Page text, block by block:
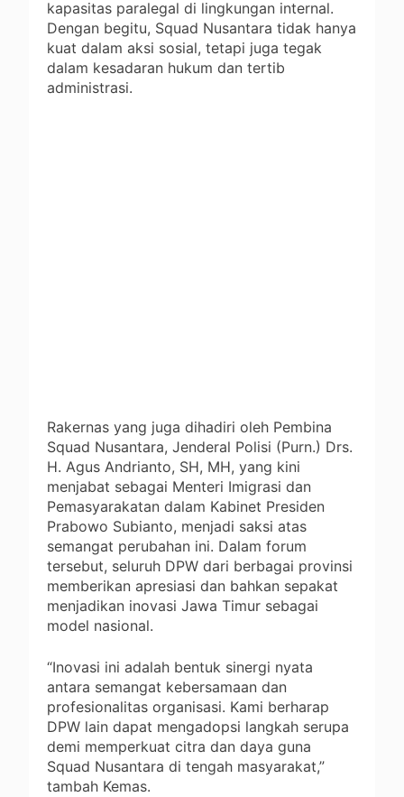
kapasitas paralegal di lingkungan internal.
Dengan begitu, Squad Nusantara tidak hanya
kuat dalam aksi sosial, tetapi juga tegak
dalam kesadaran hukum dan tertib
administrasi.
Rakernas yang juga dihadiri oleh Pembina
Squad Nusantara, Jenderal Polisi (Purn.) Drs.
H. Agus Andrianto, SH, MH, yang kini
menjabat sebagai Menteri Imigrasi dan
Pemasyarakatan dalam Kabinet Presiden
Prabowo Subianto, menjadi saksi atas
semangat perubahan ini. Dalam forum
tersebut, seluruh DPW dari berbagai provinsi
memberikan apresiasi dan bahkan sepakat
menjadikan inovasi Jawa Timur sebagai
model nasional.
“Inovasi ini adalah bentuk sinergi nyata
antara semangat kebersamaan dan
profesionalitas organisasi. Kami berharap
DPW lain dapat mengadopsi langkah serupa
demi memperkuat citra dan daya guna
Squad Nusantara di tengah masyarakat,”
tambah Kemas.